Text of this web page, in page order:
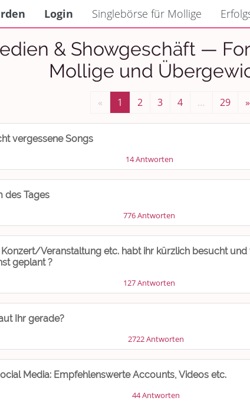
Login Singlebörse für Mollige
& Showgeschäft —
Mollige und
« 1 2 3 4 … 29 »
vergessene Songs
14 Antworten
des Tages
776 Antworten
Veranstaltung etc. habt ihr kürzlich besucht und
geplant ?
127 Antworten
Ihr gerade?
2722 Antworten
Media: Empfehlenswerte Accounts, Videos etc.
44 Antworten